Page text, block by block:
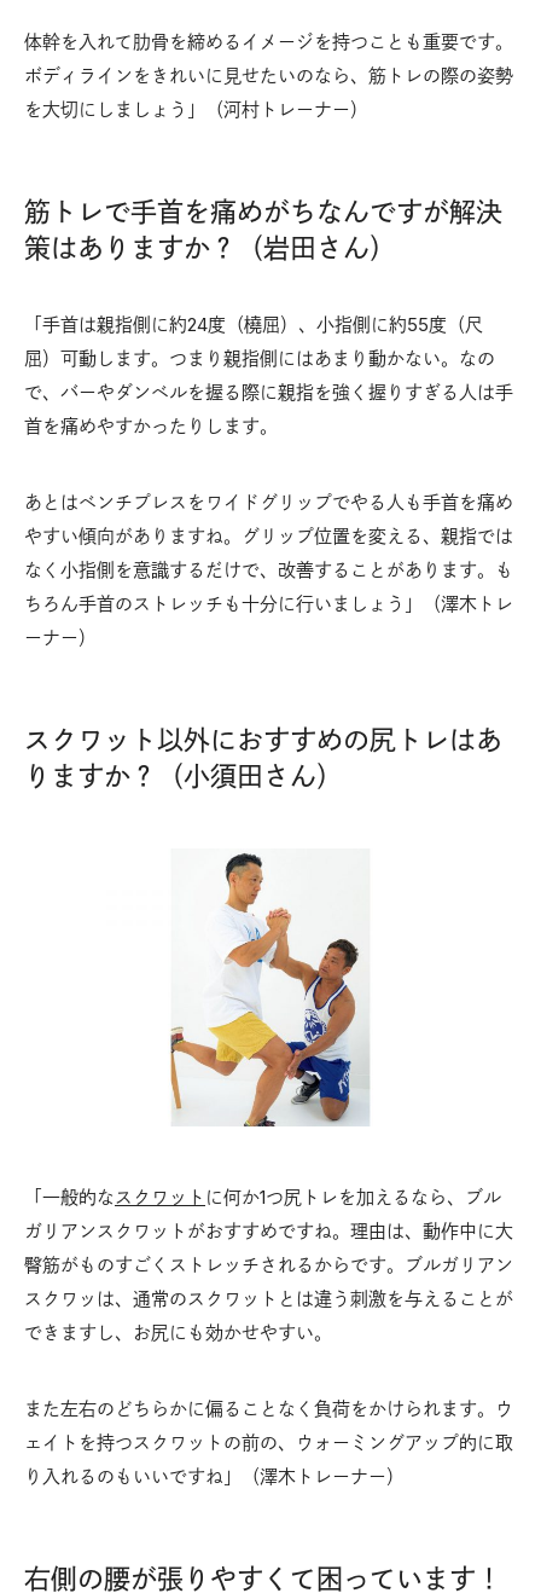
体幹を入れて肋骨を締めるイメージを持つことも重要です。
ボディラインをきれいに見せたいのなら、筋トレの際の姿勢
を大切にしましょう」（河村トレーナー）
筋トレで手首を痛めがちなんですが解決
策はありますか？（岩田さん）
「手首は親指側に約24度（橈屈）、小指側に約55度（尺
屈）可動します。つまり親指側にはあまり動かない。なの
で、バーやダンベルを握る際に親指を強く握りすぎる人は手
首を痛めやすかったりします。
あとはベンチプレスをワイドグリップでやる人も手首を痛め
やすい傾向がありますね。グリップ位置を変える、親指では
なく小指側を意識するだけで、改善することがあります。も
ちろん手首のストレッチも十分に行いましょう」（澤木トレ
ーナー）
スクワット以外におすすめの尻トレはあ
りますか？（小須田さん）
「一般的なスクワット に何か1つ尻トレを加えるなら、ブル
ガリアンスクワットがおすすめですね。理由は、動作中に大
臀筋がものすごくストレッチされるからです。ブルガリアン
スクワッは、通常のスクワットとは違う刺激を与えることが
できますし、お尻にも効かせやすい。
また左右のどちらかに偏ることなく負荷をかけられます。ウ
ェイトを持つスクワットの前の、ウォーミングアップ的に取
り入れるのもいいですね」（澤木トレーナー）
右側の腰が張りやすくて困っています！